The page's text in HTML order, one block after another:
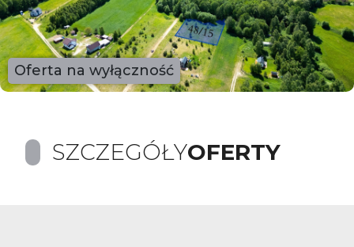
Oferta na wyłączność
SZCZEGÓŁYOFERTY